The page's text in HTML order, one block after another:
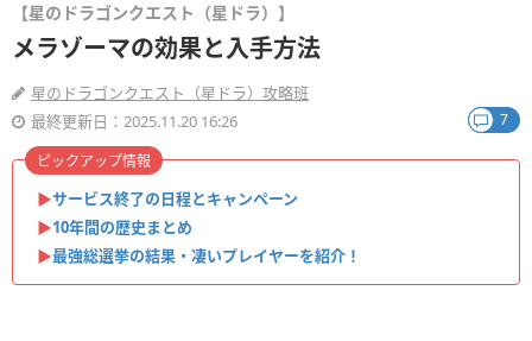
【星のドラゴンクエスト（星ドラ）】
メラゾーマの効果と入手方法
星のドラゴンクエスト（星ドラ）攻略班
最終更新日：2025.11.20 16:26
7
▶︎サービス終了の日程とキャンペーン
▶︎10年間の歴史まとめ
▶︎最強総選挙の結果・凄いプレイヤーを紹介！
ピックアップ情報